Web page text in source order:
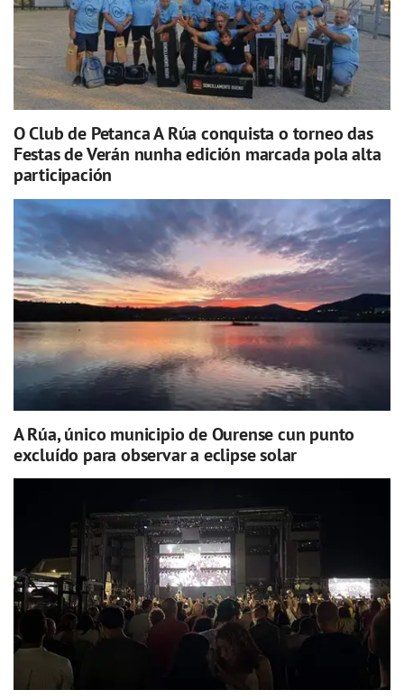
O Club de Petanca A Rúa conquista o torneo das
Festas de Verán nunha edición marcada pola alta
participación
A Rúa, único municipio de Ourense cun punto
excluído para observar a eclipse solar